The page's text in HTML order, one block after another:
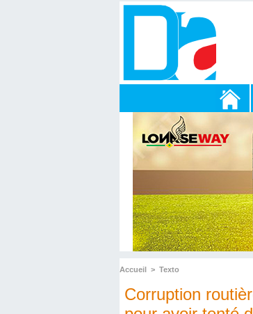
Accueil > Texto
Corruption